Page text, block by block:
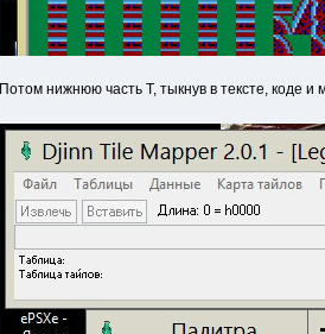
Потом нижнюю часть Т, тыкнув в тексте, коде и